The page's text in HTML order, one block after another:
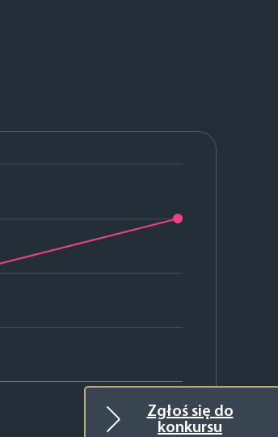
Zgłoś się do
konkursu